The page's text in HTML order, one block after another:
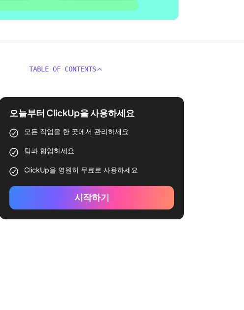
TABLE OF CONTENTS
오늘부터 ClickUp을 사용하세요
모든 작업을 한 곳에서 관리하세요
팀과 협업하세요
ClickUp을 영원히 무료로 사용하세요
시작하기